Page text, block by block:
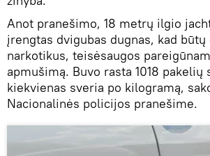
Anot pranešimo, 18 metrų ilgio
įrengtas dvigubas dugnas, kad
narkotikus, teisėsaugos
apmušimą. Buvo rasta 1018 pakelių
kiekvienas sveria po kilogramą,
Nacionalinės policijos pranešime.